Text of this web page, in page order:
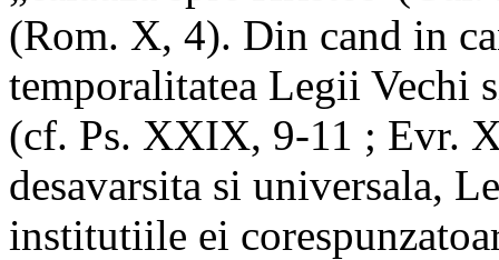
(Rom. X, 4). Din cand in
temporalitatea Legii Vechi
(cf. Ps. XXIX, 9-11 ; Evr.
desavarsita si universala,
institutiile ei